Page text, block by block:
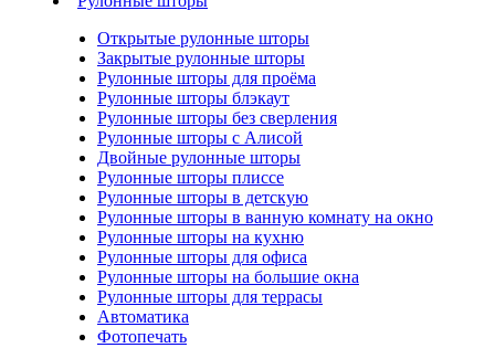
Открытые рулонные шторы
Закрытые рулонные шторы
Рулонные шторы для проёма
Рулонные шторы блэкаут
Рулонные шторы без сверления
Рулонные шторы с Алисой
Двойные рулонные шторы
Рулонные шторы плиссе
Рулонные шторы в детскую
Рулонные шторы в ванную комнату на окно
Рулонные шторы на кухню
Рулонные шторы для офиса
Рулонные шторы на большие окна
Рулонные шторы для террасы
Автоматика
Фотопечать